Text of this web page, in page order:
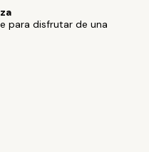
para disfrutar de una